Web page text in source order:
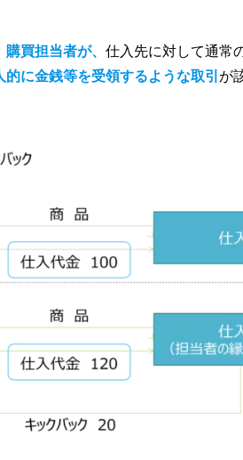
購買担当者が、 仕入先に対して通常
に金銭等を受領するような取引 が